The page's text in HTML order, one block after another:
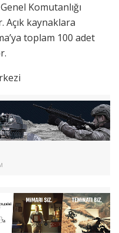
Komutanlığı
kaynaklara
toplam 100 adet